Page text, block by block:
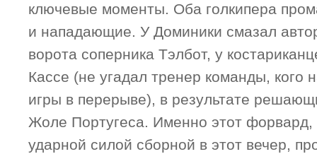
ключевые моменты. Оба голкипера
и нападающие. У Доминики смазал
ворота соперника Тэлбот, у
Кассе (не угадал тренер команды, кого
игры в перерыве), в результате
Жоле Португеса. Именно этот
ударной силой сборной в этот вечер,